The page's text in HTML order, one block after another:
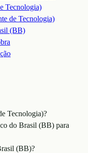
Tecnologia)
de Tecnologia)
(BB)
Tecnologia)?
do Brasil (BB) para
(BB)?